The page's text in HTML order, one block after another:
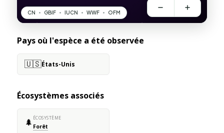
Pays où l'espèce a été observée
🇺🇸États-Unis
Écosystèmes associés
🌲 ÉCOSYSTÈME
Forêt